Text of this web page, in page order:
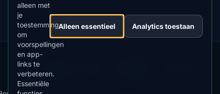
Our
Apps:
Forecast
alleen met
je
toestemming
om
voorspellingen
en app-
links te
verbeteren.
Essentiële
Alleen essentieel Analytics toestaan